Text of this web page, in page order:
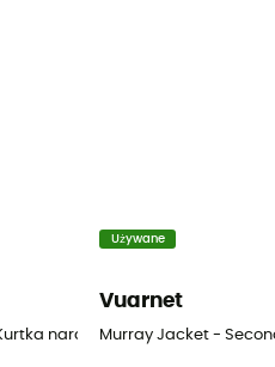
narciarska damska - Biały -
Używane
Vuarnet
Murray Jacket -